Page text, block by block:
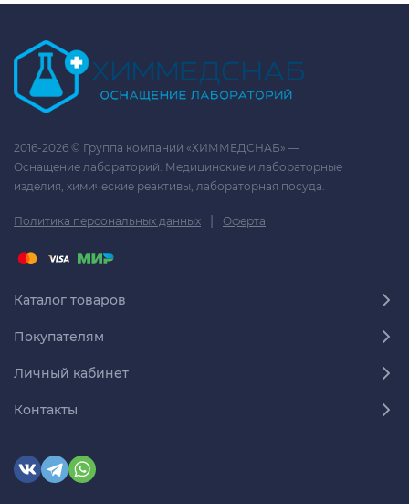
2016-2026 © Группа компаний «ХИММЕДСНАБ» —
Оснащение лабораторий. Медицинские и лабораторные
изделия, химические реактивы, лабораторная посуда.
Политика персональных данных | Оферта
Каталог товаров
Покупателям
Личный кабинет
Контакты